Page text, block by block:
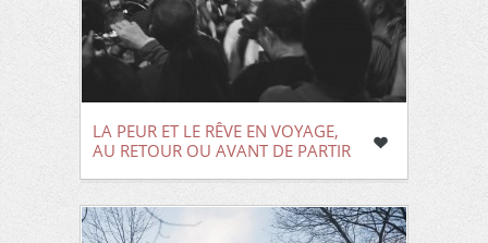
LA PEUR ET LE RÊVE EN VOYAGE,
AU RETOUR OU AVANT DE PARTIR